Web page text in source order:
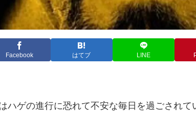
Facebook はてブ LINE
ハゲの進行に恐れて不安な毎日を過ごされて